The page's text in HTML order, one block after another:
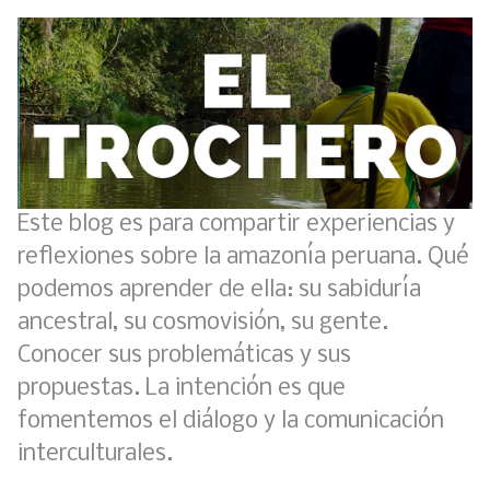
Este blog es para compartir experiencias y
reflexiones sobre la amazonía peruana. Qué
podemos aprender de ella: su sabiduría
ancestral, su cosmovisión, su gente.
Conocer sus problemáticas y sus
propuestas. La intención es que
fomentemos el diálogo y la comunicación
interculturales.